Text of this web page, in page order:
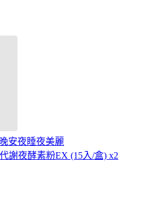
安夜睡夜美麗
謝夜酵素粉EX (15入/盒) x2